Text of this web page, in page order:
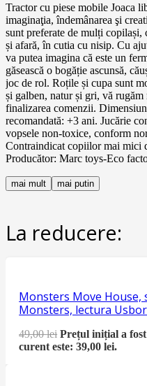
Tractor cu piese mobile Joaca
imaginaţia, îndemânarea şi
sunt preferate de mulți copilași,
și afară, în cutia cu nisip. Cu
va putea imagina că este un
găsească o bogăție ascunsă,
joc de rol. Roțile și cupa sunt
și galben, natur și gri, vă
finalizarea comenzii.
recomandată: +3 ani. Jucărie
vopsele non-toxice, conform
Contraindicat copiilor mai mici
Producător: Marc toys-Eco
mai mult mai putin
La reducere:
Monsters Move House,
Monsters, lectura
49,00lei Prețul inițial a
curent este: 39,00 lei.